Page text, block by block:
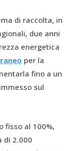
di raccolta, in
due anni
energetica
per la
fino a un
sul
fisso al 100%,
di 2.000